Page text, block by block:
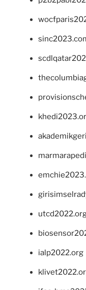
ialp2022.org